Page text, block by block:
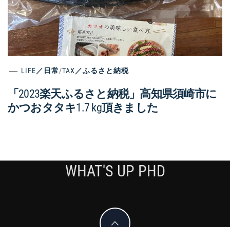
LIFE／日常/TAX／ふるさと納税
「2023楽天ふるさと納税」高知県須崎市に
かつおタタキ1.7 kg頂きました
WHAT'S UP PHD